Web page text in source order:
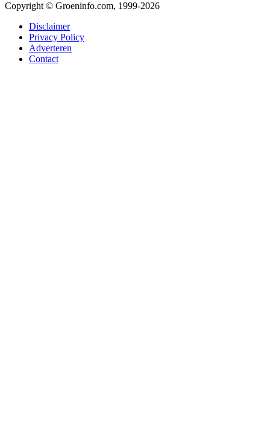
Copyright © Groeninfo.com, 1999-2026
Disclaimer
Privacy Policy
Adverteren
Contact